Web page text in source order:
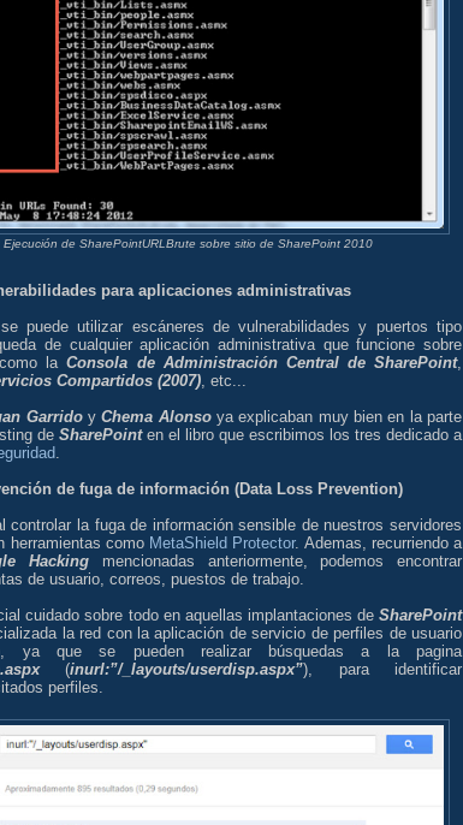
Ejecución de SharePointURLBrute sobre sitio de SharePoint 2010
para aplicaciones administrativas
puede utilizar escáneres de vulnerabilidades y puertos tipo
de cualquier aplicación administrativa que funcione sobre
laConsola de Administración Central de SharePoint,
Compartidos (2007) , etc...
GarridoyChema Alonsoya explicaban muy bien en la parte
de SharePointen el libro que escribimos los tres dedicado a
de fuga de información (Data Loss Prevention)
controlar la fuga de información sensible de nuestros servidores
herramientas como MetaShield Protector. Ademas, recurriendo a
Hacking mencionadas anteriormente, podemos encontrar
de usuario, correos, puestos de trabajo.
cuidado sobre todo en aquellas implantaciones de SharePoint
la red con la aplicación de servicio de perfiles de usuario
ya que se pueden realizar búsquedas a la pagina
(inurl:”/_layouts/userdisp.aspx”), para identificar
perfiles.